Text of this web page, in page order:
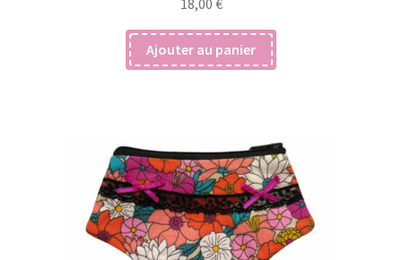
18,00 €
Ajouter au panier